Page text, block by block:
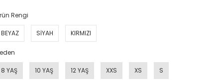
Rengi
BEYAZ SİYAH KIRMIZI
8 YAŞ 10 YAŞ 12 YAŞ XXS XS S